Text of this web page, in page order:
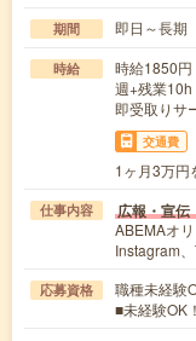
期間 即日～長期
時給
時給1850
週+残業
即受取りサ
交通費
1ヶ月3万円
仕事内容 広報・宣伝
ABEMAオ
Instagram
応募資格
職種未経験
■未経験OK！